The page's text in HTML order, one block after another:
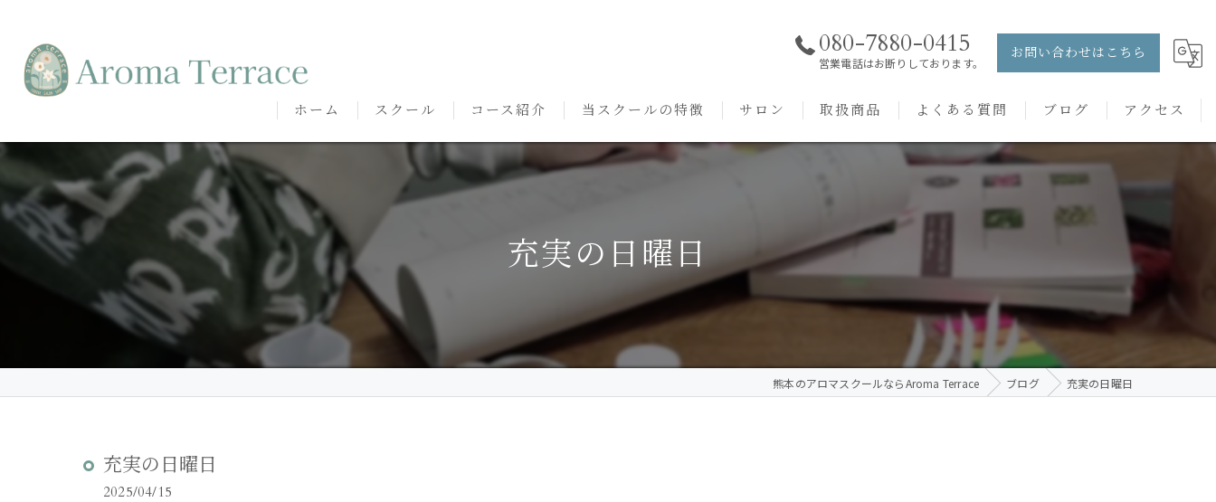
080-7880-0415
営業電話はお断りしております。
お問い合わせはこちら
ホーム スクール
熊本本校の特徴
熊本みゆき校の特徴
代表挨拶
講師紹介
卒講生の声
コース紹介
NARD JAPAN
アロマ・インストラクターコース
アロマ・セラピストコース
KACセラピスト
当スクールの特徴
資格
セルフメディケーション
ハンドマッサージ
オイル
サロン
施術事例
取扱商品
バッチフラワーレメディ
よくある質問 ブログ アクセス
充実の日曜日
熊本のアロマスクールならAroma Terrace ブログ 充実の日曜日
充実の日曜日
2025/04/15